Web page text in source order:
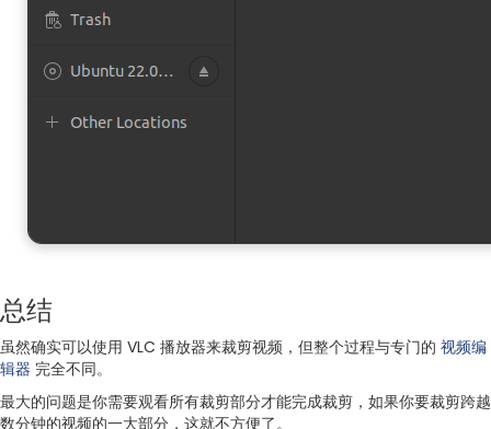
总结
虽然确实可以使用 VLC 播放器来裁剪视频，但整个过程与专门的 视频编
辑器 完全不同。
最大的问题是你需要观看所有裁剪部分才能完成裁剪，如果你要裁剪跨越
数分钟的视频的一大部分，这就不方便了。